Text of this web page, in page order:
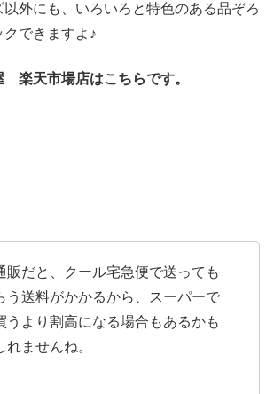
以外にも、いろいろと特色のある品ぞろ
クできますよ♪
楽天市場店はこちらです。
販だと、クール宅急便で送っても
う送料がかかるから、スーパーで
うより割高になる場合もあるかも
れませんね。